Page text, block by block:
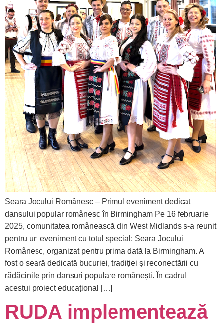
Seara Jocului Românesc – Primul eveniment dedicat
dansului popular românesc în Birmingham Pe 16 februarie
2025, comunitatea românească din West Midlands s-a reunit
pentru un eveniment cu totul special: Seara Jocului
Românesc, organizat pentru prima dată la Birmingham. A
fost o seară dedicată bucuriei, tradiției și reconectării cu
rădăcinile prin dansuri populare românești. În cadrul
acestui proiect educațional […]
RUDA implementează